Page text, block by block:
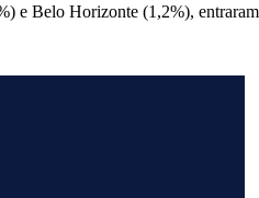
e Belo Horizonte (1,2%),